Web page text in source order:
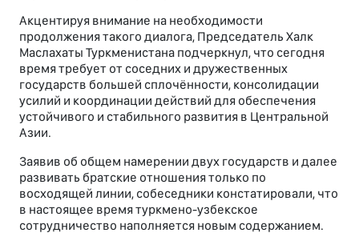
Акцентируя внимание на необходимости
продолжения такого диалога, Председатель Халк
Маслахаты Туркменистана подчеркнул, что сегодня
время требует от соседних и дружественных
государств большей сплочённости, консолидации
усилий и координации действий для обеспечения
устойчивого и стабильного развития в Центральной
Азии.
Заявив об общем намерении двух государств и далее
развивать братские отношения только по
восходящей линии, собеседники констатировали, что
в настоящее время туркмено-­узбекское
сотрудничество наполняется новым содержанием.